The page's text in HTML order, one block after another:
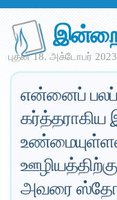
புதன் 18. அக்டோபர் 2023
என்னைப்
கர்த்தராகிய
அவரை